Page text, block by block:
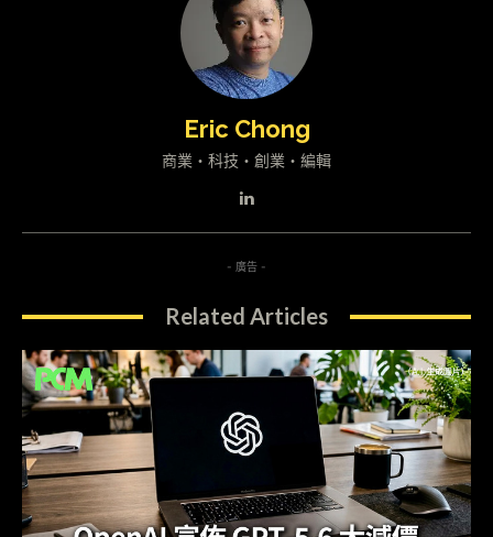
Eric Chong
商業・科技・創業・編輯
- 廣告 -
Related Articles